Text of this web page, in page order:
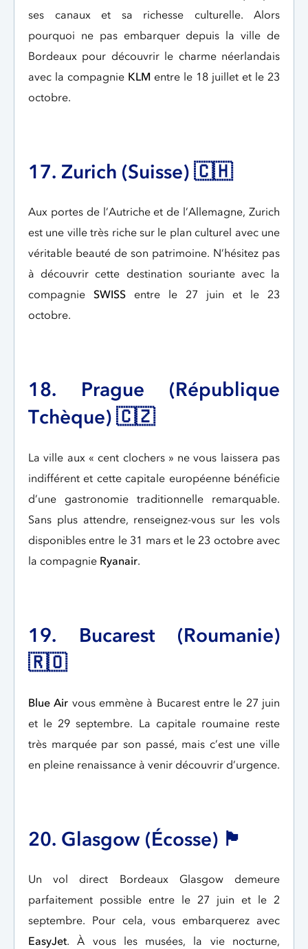
ses canaux et sa richesse culturelle. Alors
pourquoi ne pas embarquer depuis la ville de
Bordeaux pour découvrir le charme néerlandais
avec la compagnie KLM entre le 18 juillet et le 23
octobre.
17. Zurich (Suisse) 🇨🇭
Aux portes de l’Autriche et de l’Allemagne, Zurich
est une ville très riche sur le plan culturel avec une
véritable beauté de son patrimoine. N’hésitez pas
à découvrir cette destination souriante avec la
compagnie SWISS entre le 27 juin et le 23
octobre.
18. Prague (République
Tchèque) 🇨🇿
La ville aux « cent clochers » ne vous laissera pas
indifférent et cette capitale européenne bénéficie
d’une gastronomie traditionnelle remarquable.
Sans plus attendre, renseignez-vous sur les vols
disponibles entre le 31 mars et le 23 octobre avec
la compagnie Ryanair.
19. Bucarest (Roumanie)
🇷🇴
Blue Air vous emmène à Bucarest entre le 27 juin
et le 29 septembre. La capitale roumaine reste
très marquée par son passé, mais c’est une ville
en pleine renaissance à venir découvrir d’urgence.
20. Glasgow (Écosse) 🏴󠁧󠁢󠁳󠁣󠁴󠁿
Un vol direct Bordeaux Glasgow demeure
parfaitement possible entre le 27 juin et le 2
septembre. Pour cela, vous embarquerez avec
EasyJet. À vous les musées, la vie nocturne,